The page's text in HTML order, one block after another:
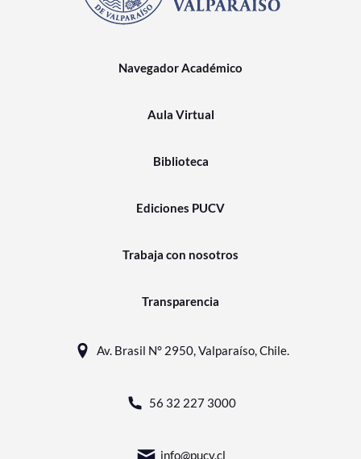
Navegador Académico
Aula Virtual
Biblioteca
Ediciones PUCV
Trabaja con nosotros
Transparencia
Av. Brasil N° 2950, Valparaíso, Chile.
56 32 227 3000
info@pucv.cl